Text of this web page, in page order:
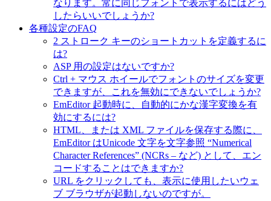
なります。常に同じフォントで表示するにはどう
したらいいでしょうか?
各種設定のFAQ
2 ストローク キーのショートカットを定義するに
は?
ASP 用の設定はないですか?
Ctrl + マウス ホイールでフォントのサイズを変更
できますが、これを無効にできないでしょうか?
EmEditor 起動時に、自動的にかな漢字変換を有
効にするには?
HTML、または XML ファイルを保存する際に、
EmEditor はUnicode 文字を文字参照 “Numerical
Character References” (NCRs – など) として、エン
コードすることはできますか?
URL をクリックしても、表示に使用したいウェ
ブ ブラウザが起動しないのですが。